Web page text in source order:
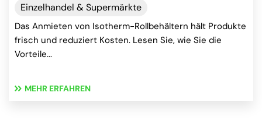
Einzelhandel & Supermärkte
Das Anmieten von Isotherm-Rollbehältern hält Produkte
frisch und reduziert Kosten. Lesen Sie, wie Sie die
Vorteile...
MEHR ERFAHREN